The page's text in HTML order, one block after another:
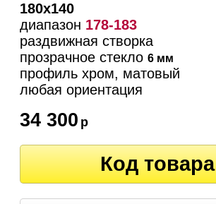
180х140
диапазон 178-183
раздвижная створка
прозрачное стекло6 мм
профиль хром, матовый
любая ориентация
34 300 р
Код товара